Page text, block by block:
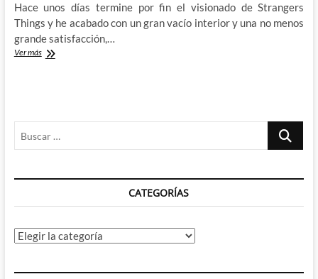
Hace unos días termine por fin el visionado de Strangers
Things y he acabado con un gran vacío interior y una no menos
grande satisfacción,…
Ver másStranger
lo
ha
muchísimo
Buscar
CATEGORÍAS
Categorías